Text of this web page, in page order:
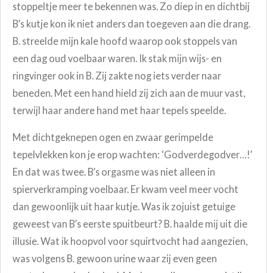
stoppeltje meer te bekennen was. Zo diep in en dichtbij
B’s kutje kon ik niet anders dan toegeven aan die drang.
B. streelde mijn kale hoofd waarop ook stoppels van
een dag oud voelbaar waren. Ik stak mijn wijs- en
ringvinger ook in B. Zij zakte nog iets verder naar
beneden. Met een hand hield zij zich aan de muur vast,
terwijl haar andere hand met haar tepels speelde.
Met dichtgeknepen ogen en zwaar gerimpelde
tepelvlekken kon je erop wachten: ‘Godverdegodver…!’
En dat was twee. B’s orgasme was niet alleen in
spierverkramping voelbaar. Er kwam veel meer vocht
dan gewoonlijk uit haar kutje. Was ik zojuist getuige
geweest van B’s eerste spuitbeurt? B. haalde mij uit die
illusie. Wat ik hoopvol voor squirtvocht had aangezien,
was volgens B. gewoon urine waar zij even geen